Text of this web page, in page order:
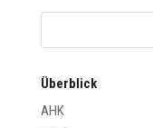
Überblick
AHK